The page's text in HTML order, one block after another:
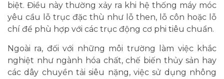
biệt. Điều này thường xảy ra khi hệ thống máy móc
yêu cầu lỗ trục đặc thù như lỗ then, lỗ côn hoặc lỗ
chí để phù hợp với các trục động cơ phi tiêu chuẩn.
Ngoài ra, đối với những môi trường làm việc khắc
nghiệt như ngành hóa chất, chế biến thủy sản hay
các dây chuyền tải siêu nặng, việc sử dụng nhông